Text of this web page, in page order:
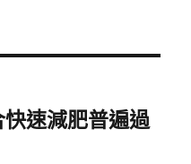
速減肥普遍過